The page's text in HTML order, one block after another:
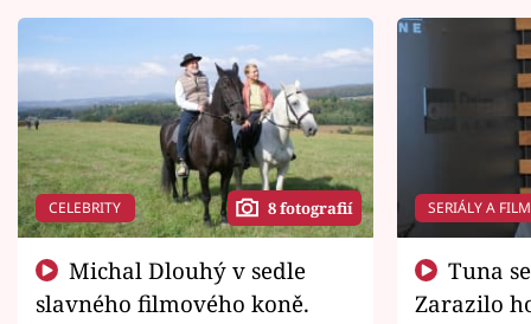
CELEBRITY 8 fotografií
slavného filmového koně.
SERIÁLY A
Zarazilo